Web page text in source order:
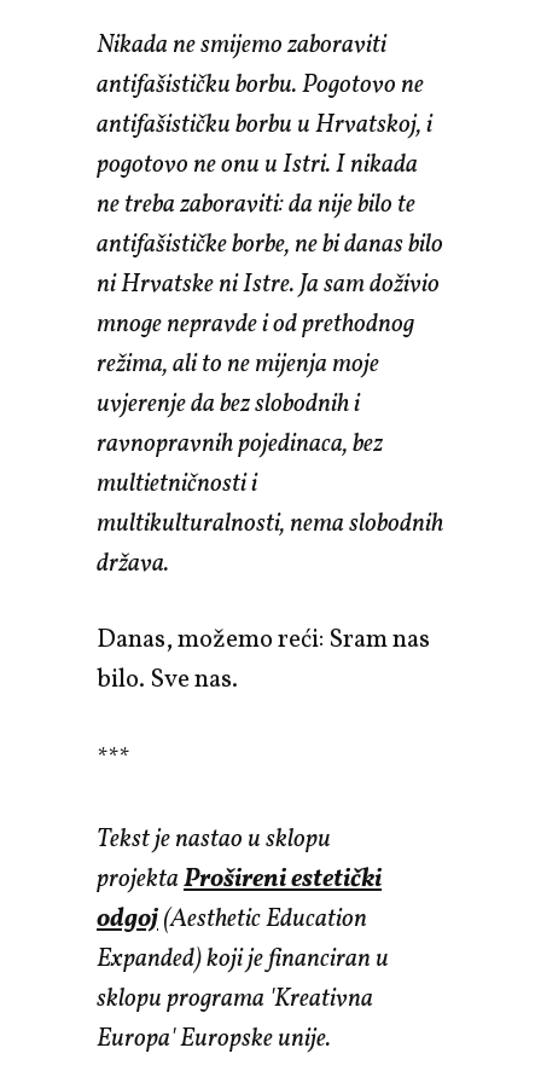
Nikada ne smijemo zaboraviti
antifašističku borbu. Pogotovo ne
antifašističku borbu u Hrvatskoj, i
pogotovo ne onu u Istri. I nikada
ne treba zaboraviti: da nije bilo te
antifašističke borbe, ne bi danas bilo
ni Hrvatske ni Istre. Ja sam doživio
mnoge nepravde i od prethodnog
režima, ali to ne mijenja moje
uvjerenje da bez slobodnih i
ravnopravnih pojedinaca, bez
multietničnosti i
multikulturalnosti, nema slobodnih
država.
Danas, možemo reći: Sram nas
bilo. Sve nas.
***
Tekst je nastao u sklopu
projektaProšireni estetički
odgoj(Aesthetic Education
Expanded) koji je financiran u
sklopu programa 'Kreativna
Europa' Europske unije.